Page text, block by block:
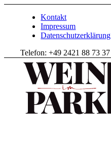
Kontakt
Impressum
Datenschutzerklärung
Telefon: +49 2421 88 73 37